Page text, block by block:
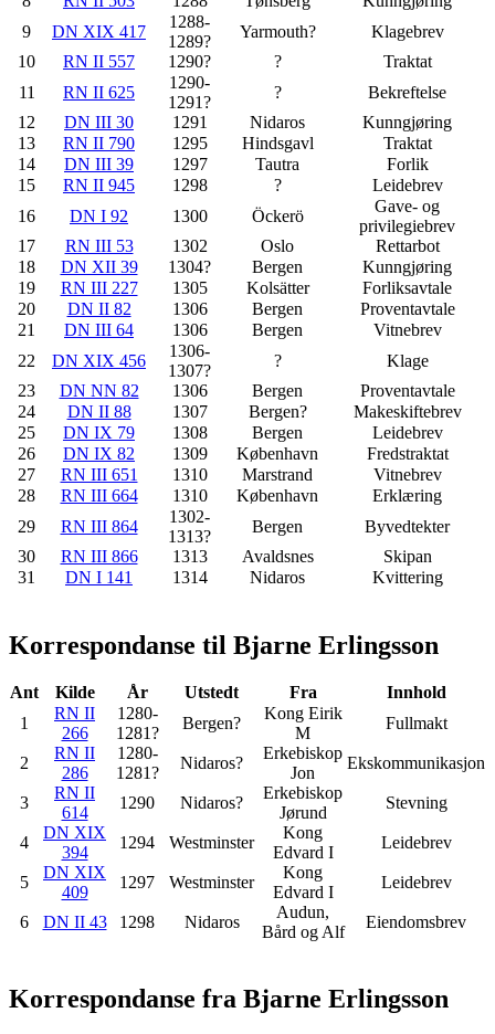
9
DN XIX 417
1288-
1289?
Yarmouth?
Klagebrev
10
RN II 557 1290? ?
Traktat
11
RN II 625
1290-
1291?
?
Bekreftelse
12
DN III 30 1291 Nidaros
Kunngjøring
13
RN II 790 1295 Hindsgavl
Traktat
14
DN III 39 1297 Tautra
Forlik
15
RN II 945 1298 ?
Leidebrev
16
DN I 92 1300 Öckerö
Gave- og
privilegiebrev
17
RN III 53 1302 Oslo
Rettarbot
18
DN XII 39 1304? Bergen
Kunngjøring
19
RN III 227 1305 Kolsätter
Forliksavtale
20
DN II 82 1306 Bergen
Proventavtale
21
DN III 64 1306 Bergen
Vitnebrev
22
DN XIX 456
1306-
1307?
?
Klage
23
DN NN 82 1306 Bergen
Proventavtale
24
DN II 88 1307 Bergen?
Makeskiftebrev
25
DN IX 79 1308 Bergen
Leidebrev
26
DN IX 82 1309 København
Fredstraktat
27
RN III 651 1310 Marstrand
Vitnebrev
28
RN III 664 1310 København
Erklæring
29
RN III 864
1302-
1313?
Bergen
Byvedtekter
30
RN III 866 1313 Avaldsnes
Skipan
31
DN I 141 1314 Nidaros Kvittering
Korrespondanse til Bjarne Erlingsson
Ant Kilde År Utstedt Fra
Innhold
1
RN II
266
1280-
1281?
Bergen?
Kong Eirik
M
Fullmakt
2
RN II
286
1280-
1281?
Nidaros?
Erkebiskop
Jon
Ekskommunikasjon
3
RN II
614
1290 Nidaros?
Erkebiskop
Jørund
Stevning
4
DN XIX
394
1294 Westminster
Kong
Edvard I
Leidebrev
5
DN XIX
409
1297 Westminster
Kong
Edvard I
Leidebrev
6 DN II 43 1298 Nidaros
Audun,
Bård og Alf
Eiendomsbrev
Korrespondanse fra Bjarne Erlingsson